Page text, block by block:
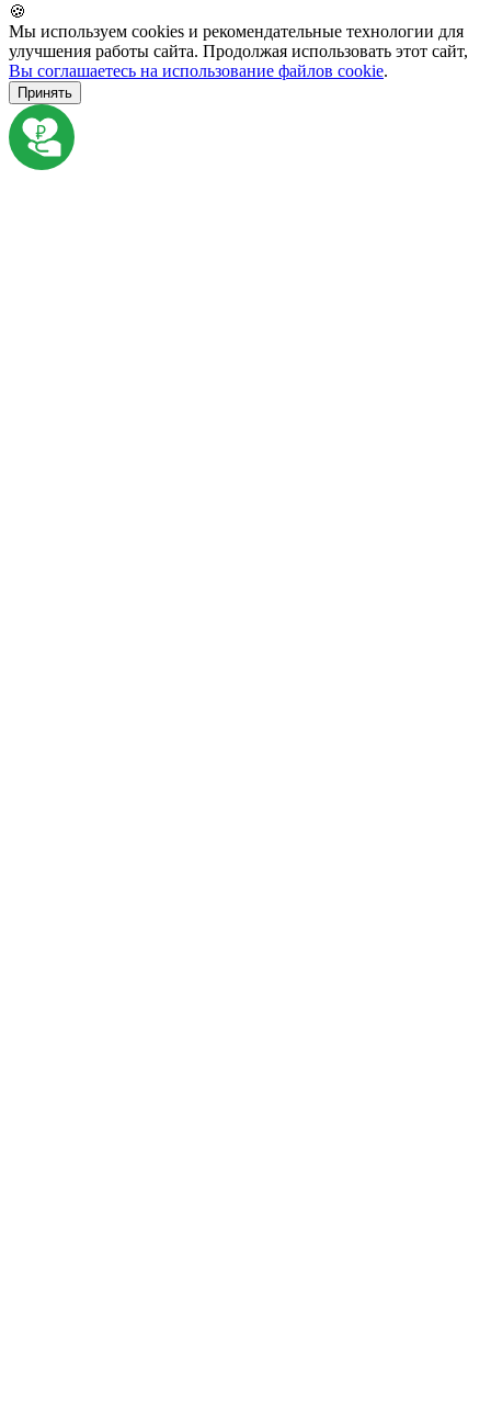
🍪
Мы используем cookies и рекомендательные технологии для
улучшения работы сайта. Продолжая использовать этот сайт,
Вы соглашаетесь на использование файлов cookie.
Принять